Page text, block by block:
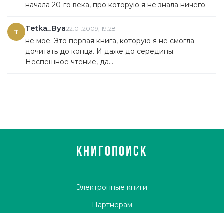
начала 20-го века, про которую я не знала ничего.
T Tetka_Bya22.01.2009, 19:28
не мое. Это первая книга, которую я не смогла
дочитать до конца. И даже до середины.
Неспешное чтение, да...
КНИГОПОИСК
Электронные книги
Партнёрам